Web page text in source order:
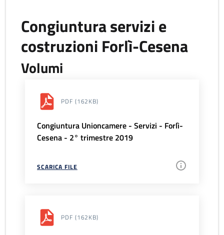
Congiuntura servizi e
costruzioni Forlì-Cesena
Volumi
PDF (162KB)
Congiuntura Unioncamere - Servizi - Forlì-
Cesena - 2° trimestre 2019
SCARICA FILE
PDF (162KB)